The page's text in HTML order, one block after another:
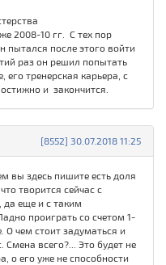
2008-10 гг. С тех пор
пытался после этого войти
раз он решил попытать
его тренерская карьера, с
и закончится.
[8552] 30.07.2018 11:25
вы здесь пишите есть доля
творится сейчас с
да еще и с таким
проиграть со счетом 1-
О чем стоит задуматься и
Смена всего?... Это будет не
о его уже не способности